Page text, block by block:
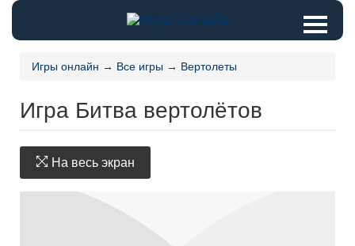
Игры онлайн → Все игры → Вертолеты
Игра Битва вертолётов
На весь экран